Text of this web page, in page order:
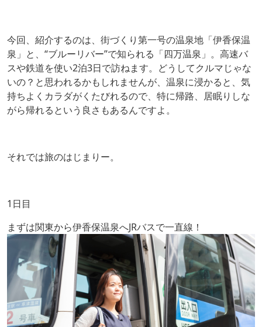
今回、紹介するのは、街づくり第一号の温泉地「伊香保温
泉」と、“ブルーリバー”で知られる「四万温泉」。高速バ
スや鉄道を使い2泊3日で訪ねます。どうしてクルマじゃな
いの？と思われるかもしれませんが、温泉に浸かると、気
持ちよくカラダがくたびれるので、特に帰路、居眠りしな
がら帰れるという良さもあるんですよ。
それでは旅のはじまりー。
1日目
まずは関東から伊香保温泉へJRバスで一直線！